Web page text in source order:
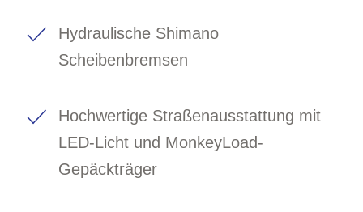
Hydraulische Shimano
Scheibenbremsen
Hochwertige Straßenausstattung mit
LED-Licht und MonkeyLoad-
Gepäckträger